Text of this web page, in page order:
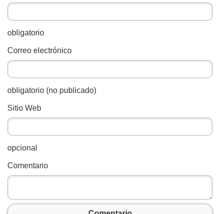
obligatorio
Correo electrónico
obligatorio (no publicado)
Sitio Web
opcional
Comentario